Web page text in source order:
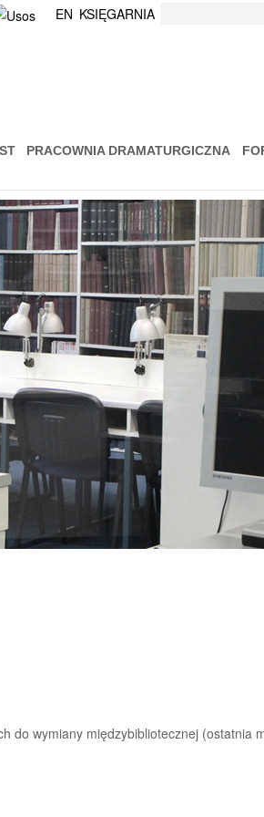
EN KSIĘGARNIA
PRACOWNIA DRAMATURGICZNA
do wymiany międzybibliotecznej (ostatnia